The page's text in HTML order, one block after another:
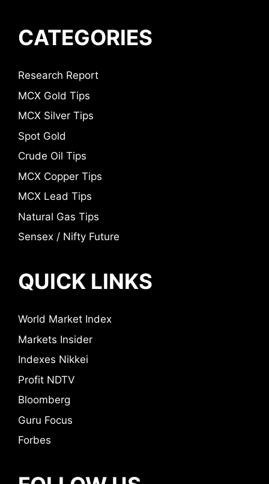
CATEGORIES
Research Report
MCX Gold Tips
MCX Silver Tips
Spot Gold
Crude Oil Tips
MCX Copper Tips
MCX Lead Tips
Natural Gas Tips
Sensex / Nifty Future
QUICK LINKS
World Market Index
Markets Insider
Indexes Nikkei
Profit NDTV
Bloomberg
Guru Focus
Forbes